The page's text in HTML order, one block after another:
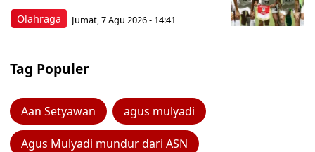
Olahraga Jumat, 7 Agu 2026 - 14:41
Tag Populer
Aan Setyawan agus mulyadi
Agus Mulyadi mundur dari ASN